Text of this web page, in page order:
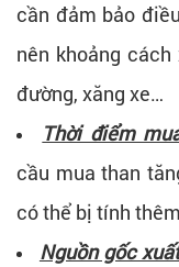
cần đảm bảo
nên khoảng
đường, xăng xe…
Thời điểm
cầu mua than
có thể bị tính
Nguồn gốc